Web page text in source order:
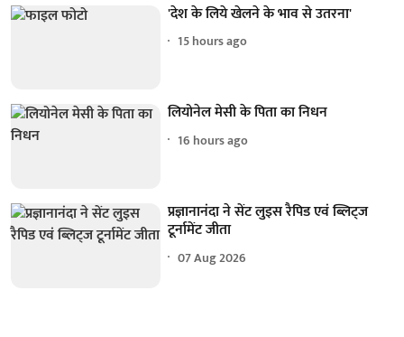
'देश के लिये खेलने के भाव से उतरना'
15 hours ago
लियोनेल मेसी के पिता का निधन
16 hours ago
प्रज्ञानानंदा ने सेंट लुइस रैपिड एवं ब्लिट्ज
टूर्नामेंट जीता
07 Aug 2026